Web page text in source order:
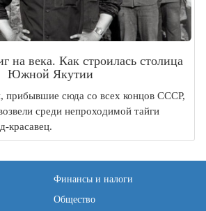
на века. Как строилась столица
Южной Якутии
прибывшие сюда со всех концов СССР,
среди непроходимой тайги
красавец.
Финансы и налоги
Общество